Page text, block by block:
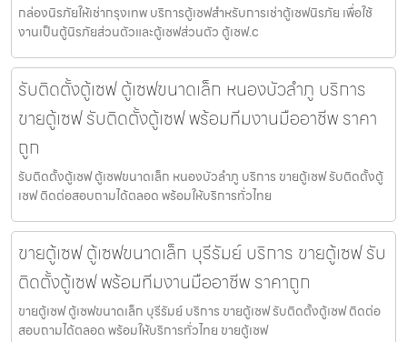
กล่องนิรภัยให้เช่ากรุงเทพ บริการตู้เซฟสำหรับการเช่าตู้เซฟนิรภัย เพื่อใช้
งานเป็นตู้นิรภัยส่วนตัวและตู้เซฟส่วนตัว ตู้เซฟ.c
รับติดตั้งตู้เซฟ ตู้เซฟขนาดเล็ก หนองบัวลำภู บริการ
ขายตู้เซฟ รับติดตั้งตู้เซฟ พร้อมทีมงานมืออาชีพ ราคา
ถูก
รับติดตั้งตู้เซฟ ตู้เซฟขนาดเล็ก หนองบัวลำภู บริการ ขายตู้เซฟ รับติดตั้งตู้
เซฟ ติดต่อสอบถามได้ตลอด พร้อมให้บริการทั่วไทย
ขายตู้เซฟ ตู้เซฟขนาดเล็ก บุรีรัมย์ บริการ ขายตู้เซฟ รับ
ติดตั้งตู้เซฟ พร้อมทีมงานมืออาชีพ ราคาถูก
ขายตู้เซฟ ตู้เซฟขนาดเล็ก บุรีรัมย์ บริการ ขายตู้เซฟ รับติดตั้งตู้เซฟ ติดต่อ
สอบถามได้ตลอด พร้อมให้บริการทั่วไทย ขายตู้เซฟ